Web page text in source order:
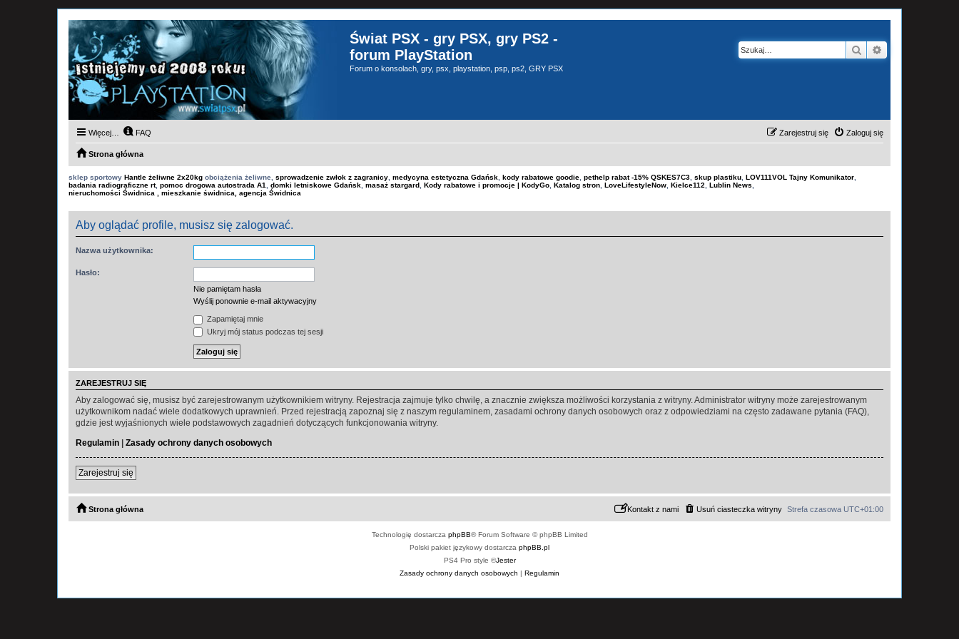
Świat PSX - gry PSX, gry PS2 -
forum PlayStation
Forum o konsolach, gry, psx, playstation, psp, ps2, GRY PSX
Szukaj
Więcej… FAQ Zaloguj się
Zarejestruj się
Strona główna
sklep sportowy Hantle żeliwne 2x20kg obciążenia żeliwne, sprowadzenie zwłok z zagranicy medycyna estetyczna Gdańsk kody rabatowe goodie pethelp rabat -15% QSKES7C3 skup plastiku LOV111VOL Tajny Komunikator
badania radiograficzne rt, pomoc drogowa autostrada A1 domki letniskowe Gdańsk masaż stargard Kody rabatowe i promocje | KodyGo Katalog stron LoveLifestyleNow Kielce112 Lublin News
nieruchomości Świdnica , mieszkanie świdnica, agencja Świdnica
Aby oglądać profile, musisz się zalogować.
Nazwa użytkownika:
Hasło:
Nie pamiętam hasła
Wyślij ponownie e-mail aktywacyjny
Zapamiętaj mnie
Ukryj mój status podczas tej sesji
ZAREJESTRUJ SIĘ
Aby zalogować się, musisz być zarejestrowanym użytkownikiem witryny. Rejestracja zajmuje tylko chwilę, a znacznie zwiększa możliwości korzystania z witryny. Administrator witryny może zarejestrowanym
użytkownikom nadać wiele dodatkowych uprawnień. Przed rejestracją zapoznaj się z naszym regulaminem, zasadami ochrony danych osobowych oraz z odpowiedziami na często zadawane pytania (FAQ),
gdzie jest wyjaśnionych wiele podstawowych zagadnień dotyczących funkcjonowania witryny.
Regulamin | Zasady ochrony danych osobowych
Zarejestruj się
Strona główna Strefa czasowa UTC+01:00
Usuń ciasteczka witryny
Kontakt z nami
Technologię dostarcza phpBB® Forum Software © phpBB Limited
Polski pakiet językowy dostarcza phpBB.pl
PS4 Pro style ©Jester
Zasady ochrony danych osobowych | Regulamin